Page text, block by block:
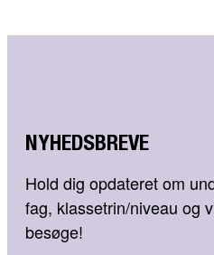
NYHEDSBREVE
Hold dig opdateret om
fag, klassetrin/niveau og
besøge!